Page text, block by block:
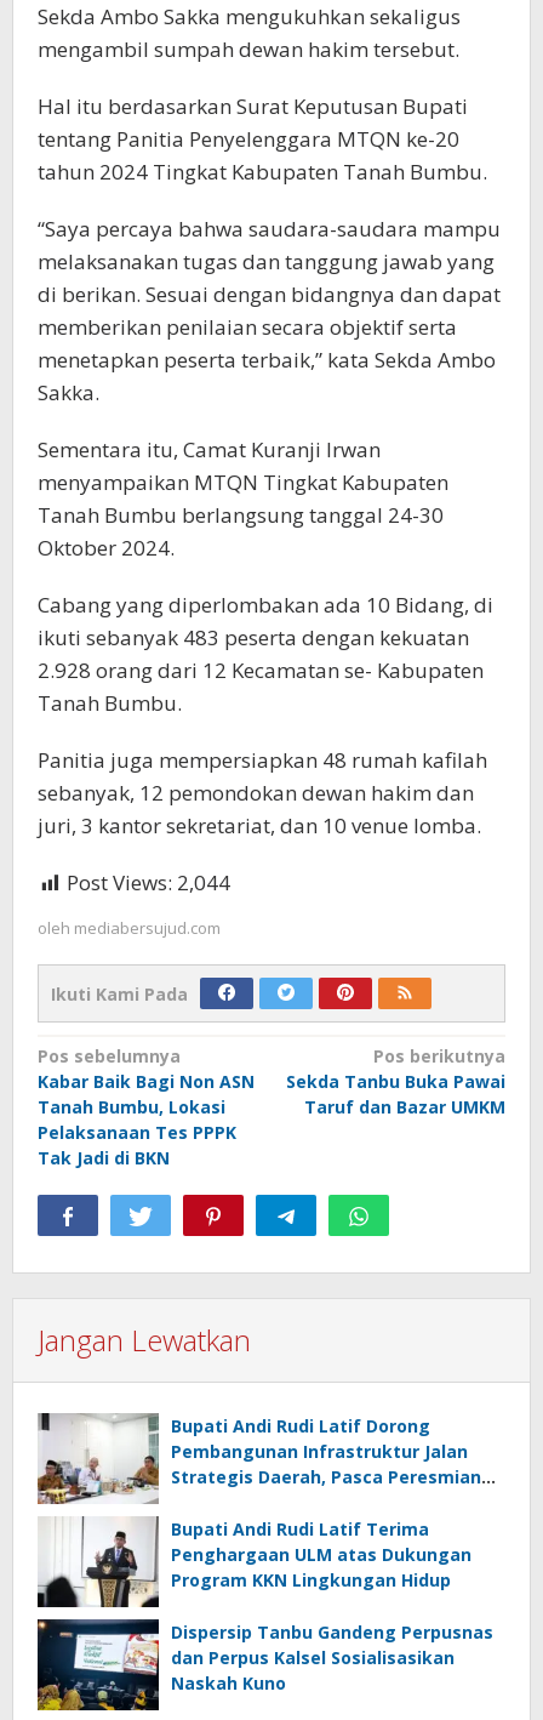
Sekda Ambo Sakka mengukuhkan sekaligus
mengambil sumpah dewan hakim tersebut.
Hal itu berdasarkan Surat Keputusan Bupati
tentang Panitia Penyelenggara MTQN ke-20
tahun 2024 Tingkat Kabupaten Tanah Bumbu.
“Saya percaya bahwa saudara-saudara mampu
melaksanakan tugas dan tanggung jawab yang
di berikan. Sesuai dengan bidangnya dan dapat
memberikan penilaian secara objektif serta
menetapkan peserta terbaik,” kata Sekda Ambo
Sakka.
Sementara itu, Camat Kuranji Irwan
menyampaikan MTQN Tingkat Kabupaten
Tanah Bumbu berlangsung tanggal 24-30
Oktober 2024.
Cabang yang diperlombakan ada 10 Bidang, di
ikuti sebanyak 483 peserta dengan kekuatan
2.928 orang dari 12 Kecamatan se- Kabupaten
Tanah Bumbu.
Panitia juga mempersiapkan 48 rumah kafilah
sebanyak, 12 pemondokan dewan hakim dan
juri, 3 kantor sekretariat, dan 10 venue lomba.
Post Views: 2,044
oleh mediabersujud.com
Ikuti Kami Pada
Navigasi
pos
Pos sebelumnya
Kabar Baik Bagi Non ASN
Tanah Bumbu, Lokasi
Pelaksanaan Tes PPPK
Tak Jadi di BKN
Pos berikutnya
Sekda Tanbu Buka Pawai
Taruf dan Bazar UMKM
Jangan Lewatkan
Bupati Andi Rudi Latif Dorong
Pembangunan Infrastruktur Jalan
Strategis Daerah, Pasca Peresmian
Bupati Andi Rudi Latif Terima
Penghargaan ULM atas Dukungan
Program KKN Lingkungan Hidup
Dispersip Tanbu Gandeng Perpusnas
dan Perpus Kalsel Sosialisasikan
Naskah Kuno